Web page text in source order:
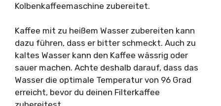
Kolbenkaffeemaschine zubereitet.
Kaffee mit zu heißem Wasser zubereiten kann
dazu führen, dass er bitter schmeckt. Auch zu
kaltes Wasser kann den Kaffee wässrig oder
sauer machen. Achte deshalb darauf, dass das
Wasser die optimale Temperatur von 96 Grad
erreicht, bevor du deinen Filterkaffee